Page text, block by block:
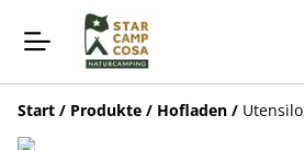
Start / Produkte / Hofladen / Utensilo